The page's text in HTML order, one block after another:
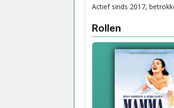
Actief sinds 2017,
Rollen